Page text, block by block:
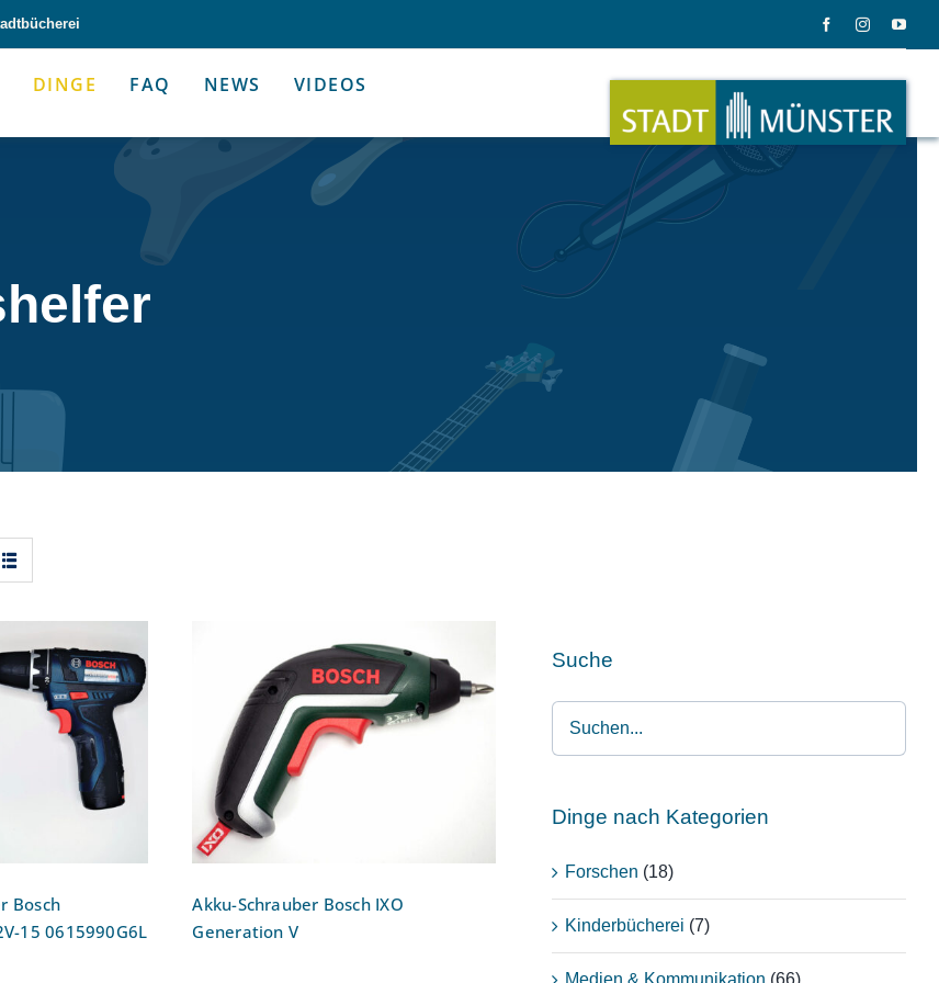
DINGE
Alltagshelfer
in die Hand.
Medien & Kommunikation
Medien & Kommunikation
Kommunikative Gimmicks & coole Gadgets
Musik
Musikinstrumente
Alles zum Tasten, Zupfen, Schlagen.
FAQ NEWS VIDEOS
Bosch
12V-15
Bosch
15 0615990G6L
Akku-Schrauber Bosch IXO
Generation V
Akku-Schrauber Bosch IXO
Generation V
Suche
Dinge nach Kategorien
Forschen (18)
Kinderbücherei (7)
Medien & Kommunikation (66)